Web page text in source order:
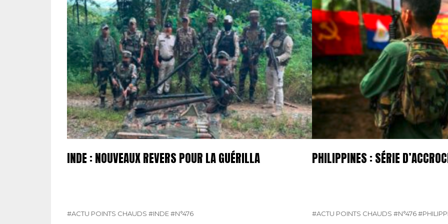
INDE : NOUVEAUX REVERS POUR LA GUÉRILLA
#ACTU POINTS CHAUDS #INDE#N°476
PHILIPPINES : SÉRIE
#ACTU POINTS CHAUDS #N°476